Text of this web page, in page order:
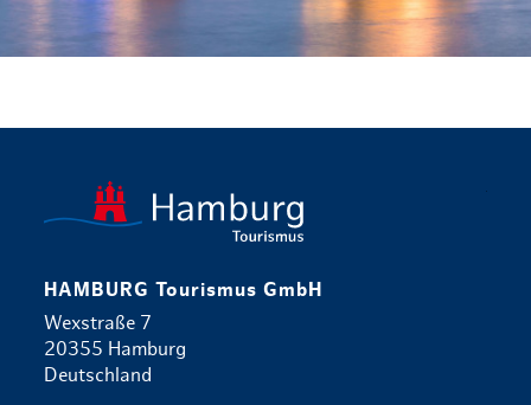
HAMBURG Tourismus GmbH
Wexstraße 7
20355 Hamburg
Deutschland